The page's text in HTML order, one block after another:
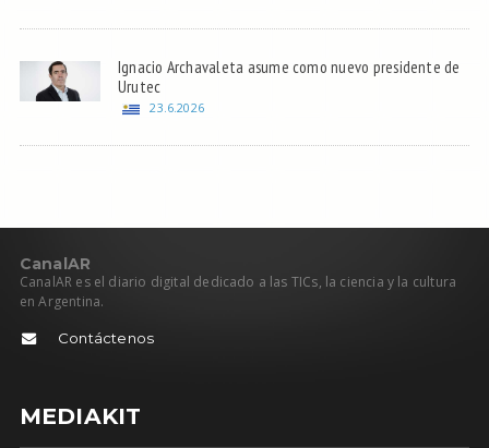
Ignacio Archavaleta asume como nuevo presidente de
Urutec
23.6.2026
CanalAR
CanalAR es el diario digital dedicado a las TICs, la ciencia y la cultura
en Argentina.
Contáctenos
MEDIAKIT